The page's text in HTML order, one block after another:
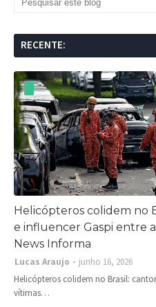
RECENTE:
Helicópteros colidem no
e influencer Gaspi entre
News Informa
Lucas Araujo
junho 16, 2026
Helicópteros colidem no Brasil:
vítimas…